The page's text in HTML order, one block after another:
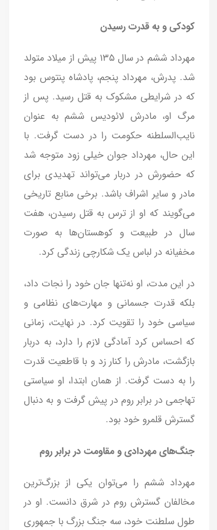
کودکی و به قدرت رسیدن
مهرداد ششم در سال ۱۳۵ پیش از میلاد متولد
شد. پدرش، مهرداد پنجم، پادشاه پنتوس بود
که در شرایطی مشکوک به قتل رسید. پس از
مرگ او، مادرش لائودیس ششم به عنوان
نایب‌السلطنه حکومت را در دست گرفت. با
این حال، مهرداد جوان خیلی زود متوجه شد
که حضورش در دربار می‌تواند تهدیدی برای
مادر و سایر اشراف باشد. برخی منابع تاریخی
می‌گویند که او از ترس به قتل رسیدن، هفت
سال در طبیعت و کوهستان‌ها به صورت
مخفیانه در لباس یک شکارچی زندگی کرد.
در این مدت، او نه‌تنها جان خود را نجات داد،
بلکه قدرت جسمانی و مهارت‌های نظامی و
سیاسی خود را تقویت کرد. در نهایت، زمانی
که احساس کرد آمادگی لازم را دارد، به دربار
بازگشت، مادرش را کنار زد و با قاطعیت قدرت
را به دست گرفت. از همان ابتدا، او سیاستی
تهاجمی در برابر روم در پیش گرفت و به دنبال
گسترش قلمرو خود بود.
جنگ‌های مهردادی و مقاومت در برابر روم
مهرداد ششم را می‌توان یکی از بزرگ‌ترین
مخالفان گسترش روم در شرق دانست. او در
طول سلطنت خود، سه جنگ بزرگ با جمهوری